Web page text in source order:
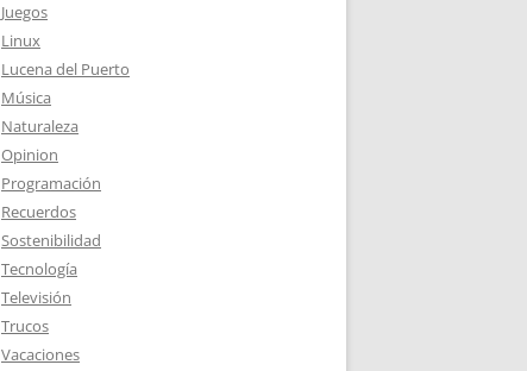
Juegos
Linux
Lucena del Puerto
Música
Naturaleza
Opinion
Programación
Recuerdos
Sostenibilidad
Tecnología
Televisión
Trucos
Vacaciones